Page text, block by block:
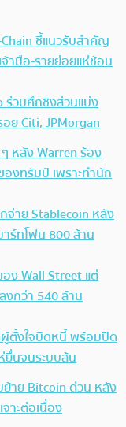
ชี้แนวรับสำคัญ
ามือ-รายย่อยแห่ช้อน
ร่วมศึกชิงส่วนแบ่ง
ย Citi, JPMorgan
หลัง Warren ร้อง
งทรัมป์ เพราะทำนัก
จ่าย Stablecoin หลัง
าร์ทโฟน 800 ล้าน
อง Wall Street แต่
กว่า 540 ล้าน
ตั้งใจบิดหนี้ พร้อมปิด
ยื่นจนระบบล้น
ย้าย Bitcoin ด่วน หลัง
าะต่อเนื่อง